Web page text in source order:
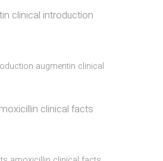
clinical introduction
augmentin clinical
clinical facts